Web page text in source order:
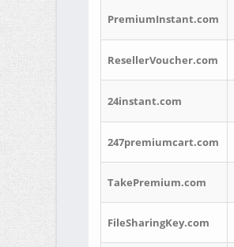
PremiumInstant.com
ResellerVoucher.com
24instant.com
247premiumcart.com
TakePremium.com
FileSharingKey.com